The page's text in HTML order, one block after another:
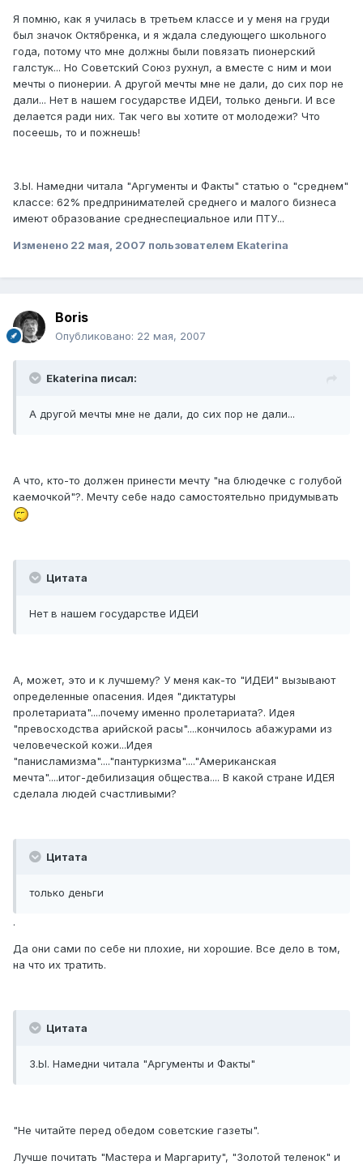
Я помню, как я училась в третьем классе и у меня на груди
был значок Октябренка, и я ждала следующего школьного
года, потому что мне должны были повязать пионерский
галстук... Но Советский Союз рухнул, а вместе с ним и мои
мечты о пионерии. А другой мечты мне не дали, до сих пор не
дали... Нет в нашем государстве ИДЕИ, только деньги. И все
делается ради них. Так чего вы хотите от молодежи? Что
посеешь, то и пожнешь!
З.Ы. Намедни читала "Аргументы и Факты" статью о "среднем"
классе: 62% предпринимателей среднего и малого бизнеса
имеют образование среднеспециальное или ПТУ...
Изменено 22 мая, 2007 пользователем Ekaterina
Boris
Опубликовано: 22 мая, 2007
Ekaterina писал:
А другой мечты мне не дали, до сих пор не дали...
А что, кто-то должен принести мечту "на блюдечке с голубой
каемочкой"?. Мечту себе надо самостоятельно придумывать
Цитата
Нет в нашем государстве ИДЕИ
А, может, это и к лучшему? У меня как-то "ИДЕИ" вызывают
определенные опасения. Идея "диктатуры
пролетариата"....почему именно пролетариата?. Идея
"превосходства арийской расы"....кончилось абажурами из
человеческой кожи...Идея
"панисламизма"...."пантуркизма"...."Американская
мечта"....итог-дебилизация общества.... В какой стране ИДЕЯ
сделала людей счастливыми?
Цитата
только деньги
.
Да они сами по себе ни плохие, ни хорошие. Все дело в том,
на что их тратить.
Цитата
З.Ы. Намедни читала "Аргументы и Факты"
"Не читайте перед обедом советские газеты".
Лучше почитать "Мастера и Маргариту", "Золотой теленок" и